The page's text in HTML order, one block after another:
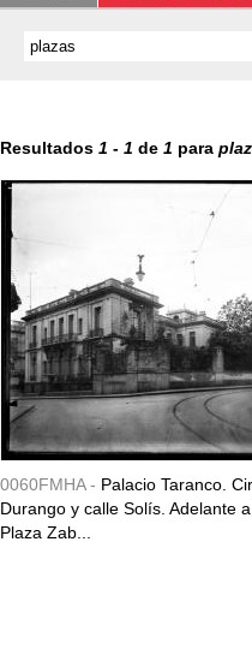
Resultados 1 - 1 de 1 para
0060FMHA - Palacio Taranco.
Durango y calle Solís. Adelante
Plaza Zab...